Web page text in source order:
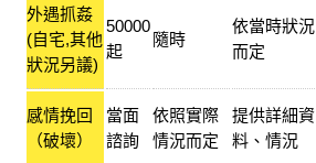
外遇抓姦
(自宅,其他
狀況另議)
50000
起
隨時
依當時狀況
而定
感情挽回
（破壞）
當面
諮詢
依照實際
情況而定
提供詳細資
料、情況